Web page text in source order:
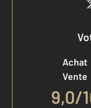
Achat
Vente
9,0/